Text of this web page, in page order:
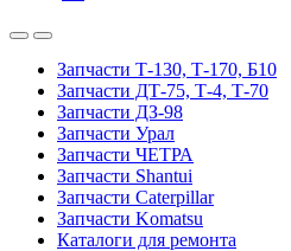
Запчасти Т-130, Т-170, Б10
Запчасти ДТ-75, Т-4, Т-70
Запчасти ДЗ-98
Запчасти Урал
Запчасти ЧЕТРА
Запчасти Shantui
Запчасти Caterpillar
Запчасти Komatsu
Каталоги для ремонта